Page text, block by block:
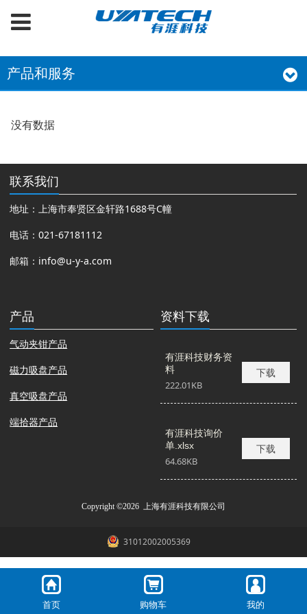
产品和服务
没有数据
联系我们
地址：上海市奉贤区金轩路1688号C幢
电话：021-67181112
邮箱： info@u-y-a.com
产品
气动夹钳产品
磁力吸盘产品
真空吸盘产品
端拾器产品
资料下载
有涯科技财务资
料
222.01KB
下载
有涯科技询价
单.xlsx
64.68KB
下载
Copyright ©2026 上海有涯科技有限公司
31012002005369
首页 购物车 我的